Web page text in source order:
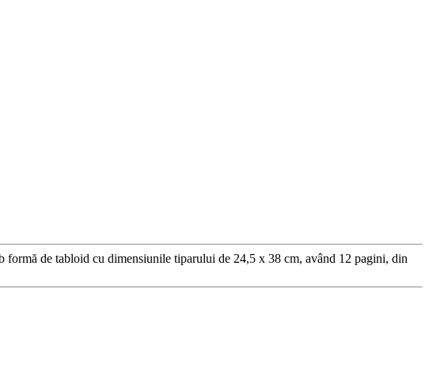
formă de tabloid cu dimensiunile tiparului de 24,5 x 38 cm, având 12 pagini, din